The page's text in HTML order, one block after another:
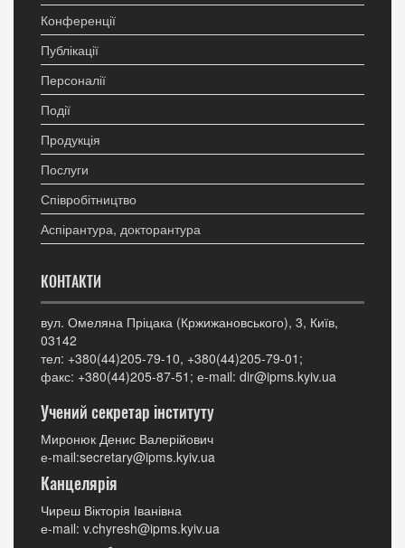
Конференції
Публікації
Персоналії
Події
Продукція
Послуги
Співробітництво
Аспірантура, докторантура
КОНТАКТИ
вул. Омеляна Пріцака (Кржижановського), 3, Київ,
03142
тел: +380(44)205-79-10, +380(44)205-79-01;
факс: +380(44)205-87-51; е-mail: dir@ipms.kyiv.ua
Учений секретар інституту
Миронюк Денис Валерійович
е-mail:secretary@ipms.kyiv.ua
Канцелярія
Чиреш Вікторія Іванівна
е-mail: v.chyresh@ipms.kyiv.ua